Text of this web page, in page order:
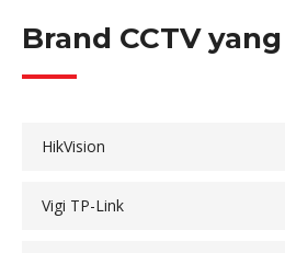
Brand CCTV
HikVision
Vigi TP-Link